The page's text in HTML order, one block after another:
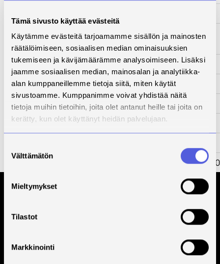
Tämä sivusto käyttää evästeitä
Käytämme evästeitä tarjoamamme sisällön ja mainosten
räätälöimiseen, sosiaalisen median ominaisuuksien
tukemiseen ja kävijämäärämme analysoimiseen. Lisäksi
jaamme sosiaalisen median, mainosalan ja analytiikka-
alan kumppaneillemme tietoja siitä, miten käytät
sivustoamme. Kumppanimme voivat yhdistää näitä
tietoja muihin tietoihin, joita olet antanut heille tai joita on
kerätty, kun olet käyttänyt heidän palvelujaan.
valinta
Välttämätön
Mieltymykset
Tilastot
Markkinointi
Yhteyshenkilö
Patryk
Wójtowicz
Kuvaus
Kehittämistarve
Toimenpiteet
Tulokset
Rahoittaja
EAKR 2014-2020